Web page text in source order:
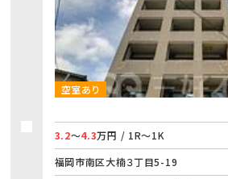
空室あり
3.2～4.3万円 / 1R～1K
福岡市南区大楠３丁目5-19